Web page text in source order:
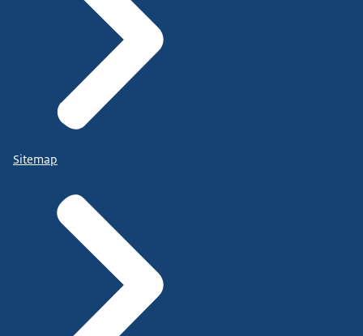
Sitemap